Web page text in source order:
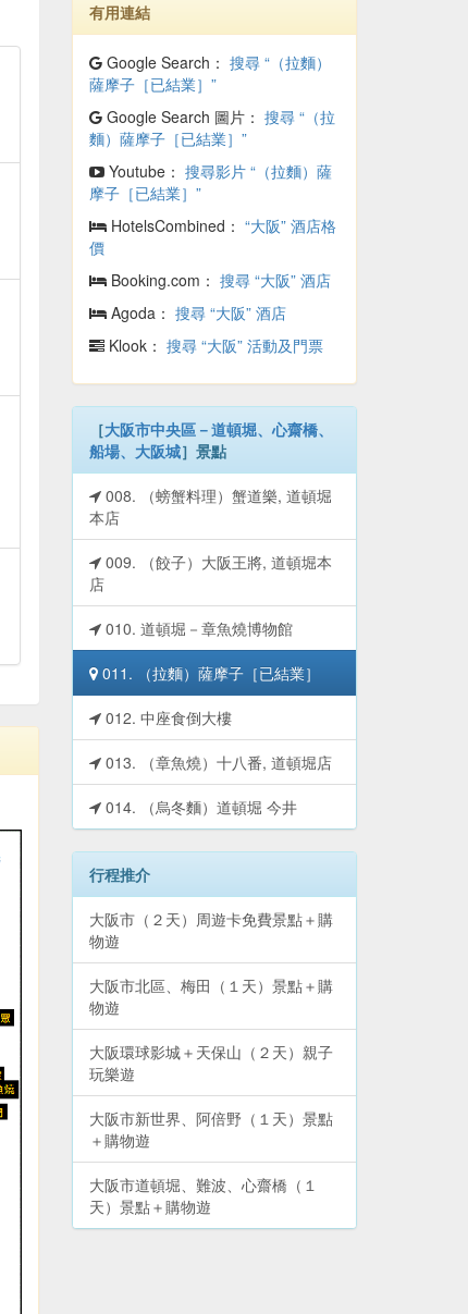
有用連結
Google Search： 搜尋 “（拉麵）
薩摩子［已結業］”
Google Search 圖片： 搜尋 “（拉
麵）薩摩子［已結業］”
Youtube： 搜尋影片 “（拉麵）薩
摩子［已結業］”
HotelsCombined： “大阪” 酒店格
價
Booking.com： 搜尋 “大阪” 酒店
Agoda： 搜尋 “大阪” 酒店
Klook： 搜尋 “大阪” 活動及門票
［大阪市中央區－道頓堀、心齋橋、
船場、大阪城］景點
008. （螃蟹料理）蟹道樂, 道頓堀
本店
009. （餃子）大阪王將, 道頓堀本
店
010. 道頓堀－章魚燒博物館
011. （拉麵）薩摩子［已結業］
012. 中座食倒大樓
013. （章魚燒）十八番, 道頓堀店
014. （烏冬麵）道頓堀 今井
行程推介
大阪市（２天）周遊卡免費景點＋購
物遊
大阪市北區、梅田（１天）景點＋購
物遊
大阪環球影城＋天保山（２天）親子
玩樂遊
大阪市新世界、阿倍野（１天）景點
＋購物遊
大阪市道頓堀、難波、心齋橋（１
天）景點＋購物遊